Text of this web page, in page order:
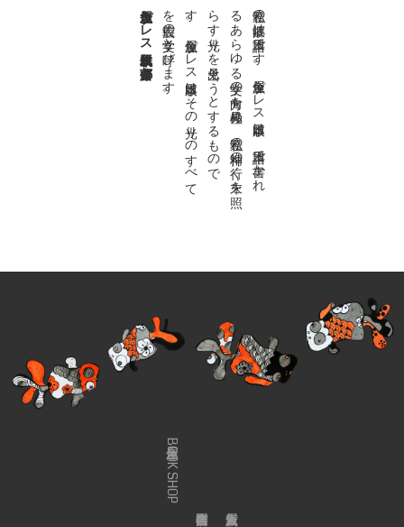
私達の
故郷は
日本語で
す
。
金魚屋プ
レ
ス
日本版は
、
日本語で
書か
れ
る
あ
ら
ゆ
る
文学の
方向を
見極め
、
私達の
精神の
行く
末を
照
ら
す
光り
を
見出そ
う
と
す
る
も
の
で
す
。
金魚屋プ
レ
ス
日本版は
そ
の
光り
の
す
べ
て
を
広義の
文学と
呼び
ま
す
。
金魚屋プレス日本版代表 齋藤都
金魚屋BOOK SHOP